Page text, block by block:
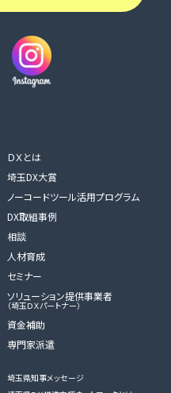
ＤＸとは
埼玉DX大賞
ノーコードツール活用プログラム
DX取組事例
相談
人材育成
セミナー
ソリューション提供事業者
（埼玉ＤＸパートナー）
資金補助
専門家派遣
埼玉県知事メッセージ